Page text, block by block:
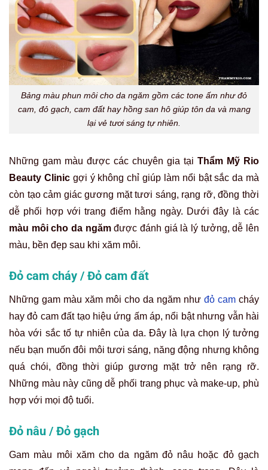
Bảng màu phun môi cho da ngăm gồm các tone ấm như đỏ
cam, đỏ gạch, cam đất hay hồng san hô giúp tôn da và mang
lại vẻ tươi sáng tự nhiên.
Những gam màu được các chuyên gia tại Thẩm Mỹ Rio
Beauty Clinicgợi ý không chỉ giúp làm nổi bật sắc da mà
còn tạo cảm giác gương mặt tươi sáng, rạng rỡ, đồng thời
dễ phối hợp với trang điểm hằng ngày. Dưới đây là các
màu môi cho da ngămđược đánh giá là lý tưởng, dễ lên
màu, bền đẹp sau khi xăm môi.
Đỏ cam cháy / Đỏ cam đất
Những gam màu xăm môi cho da ngăm như đỏ cam cháy
hay đỏ cam đất tạo hiệu ứng ấm áp, nổi bật nhưng vẫn hài
hòa với sắc tố tự nhiên của da. Đây là lựa chọn lý tưởng
nếu bạn muốn đôi môi tươi sáng, năng động nhưng không
quá chói, đồng thời giúp gương mặt trở nên rạng rỡ.
Những màu này cũng dễ phối trang phục và make-up, phù
hợp với mọi độ tuổi.
Đỏ nâu / Đỏ gạch
Gam màu môi xăm cho da ngăm đỏ nâu hoặc đỏ gạch